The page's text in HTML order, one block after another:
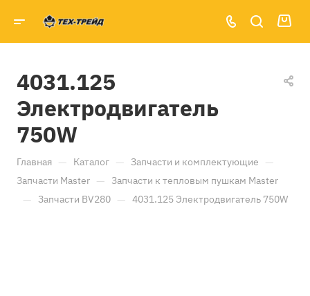
4031.125
Электродвигатель
750W
Главная — Каталог — Запчасти и комплектующие —
Запчасти Master — Запчасти к тепловым пушкам Master
— Запчасти BV280 — 4031.125 Электродвигатель 750W